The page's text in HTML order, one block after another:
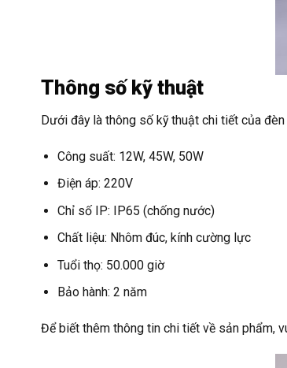
Thông số kỹ thuật
Dưới đây là thông số kỹ thuật chi tiết của
Công suất: 12W, 45W, 50W
Điện áp: 220V
Chỉ số IP: IP65 (chống nước)
Chất liệu: Nhôm đúc, kính cường lực
Tuổi thọ: 50.000 giờ
Bảo hành: 2 năm
Để biết thêm thông tin chi tiết về sản phẩm,